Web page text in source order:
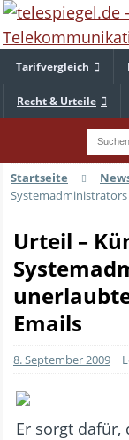
Tarifvergleich
Recht & Urteile
Startseite
Urteil –
Emails
8. September 2009
Er sorgt dafür,